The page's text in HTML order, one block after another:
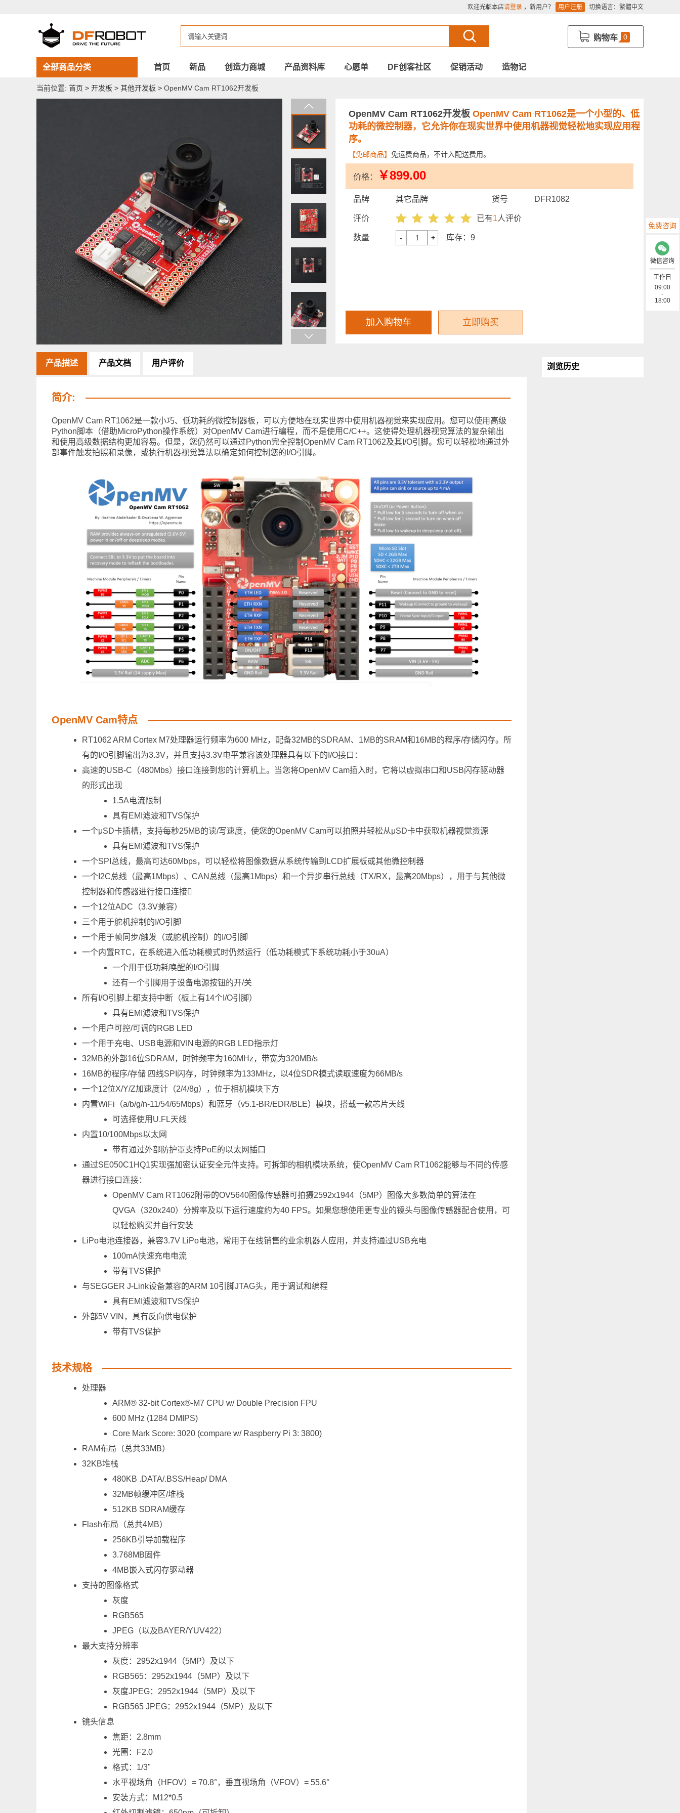
欢迎光临本店请登录 ，新用户？ 用户注册 切换语言： 繁體中文
购物车 0
全部商品分类 首页 新品 创造力商城 产品资料库 心愿单 DF创客社区 促销活动 造物记
当前位置: 首页 > 开发板 > 其他开发板 > OpenMV Cam RT1062开发板
OpenMV Cam RT1062开发板 OpenMV Cam RT1062是一个小型的、低
功耗的微控制器，它允许你在现实世界中使用机器视觉轻松地实现应用程
序。
【免邮商品】 免运费商品，不计入配送费用。
价格： ￥899.00
品牌 其它品牌 货号 DFR1082
评价 已有1人评价
数量 - + 库存： 9
加入购物车 立即购买
产品描述 产品文档 用户评价
简介:
OpenMV Cam RT1062是一款小巧、低功耗的微控制器板，可以方便地在现实世界中使用机器视觉来实现应用。您可以使用高级
Python脚本（借助MicroPython操作系统）对OpenMV Cam进行编程，而不是使用C/C++。这使得处理机器视觉算法的复杂输出
和使用高级数据结构更加容易。但是，您仍然可以通过Python完全控制OpenMV Cam RT1062及其I/O引脚。您可以轻松地通过外
部事件触发拍照和录像，或执行机器视觉算法以确定如何控制您的I/O引脚。
OpenMV Cam特点
RT1062 ARM Cortex M7处理器运行频率为600 MHz，配备32MB的SDRAM、1MB的SRAM和16MB的程序/存储闪存。所
有的I/O引脚输出为3.3V，并且支持3.3V电平兼容该处理器具有以下的I/O接口：
高速的USB-C（480Mbs）接口连接到您的计算机上。当您将OpenMV Cam插入时，它将以虚拟串口和USB闪存驱动器
的形式出现
1.5A电流限制
具有EMI滤波和TVS保护
一个μSD卡插槽，支持每秒25MB的读/写速度，使您的OpenMV Cam可以拍照并轻松从μSD卡中获取机器视觉资源
具有EMI滤波和TVS保护
一个SPI总线，最高可达60Mbps，可以轻松将图像数据从系统传输到LCD扩展板或其他微控制器
一个I2C总线（最高1Mbps）、CAN总线（最高1Mbps）和一个异步串行总线（TX/RX，最高20Mbps），用于与其他微
控制器和传感器进行接口连接
一个12位ADC（3.3V兼容）
三个用于舵机控制的I/O引脚
一个用于帧同步/触发（或舵机控制）的I/O引脚
一个内置RTC，在系统进入低功耗模式时仍然运行（低功耗模式下系统功耗小于30uA）
一个用于低功耗唤醒的I/O引脚
还有一个引脚用于设备电源按钮的开/关
所有I/O引脚上都支持中断（板上有14个I/O引脚）
具有EMI滤波和TVS保护
一个用户可控/可调的RGB LED
一个用于充电、USB电源和VIN电源的RGB LED指示灯
32MB的外部16位SDRAM，时钟频率为160MHz，带宽为320MB/s
16MB的程序/存储 四线SPI闪存，时钟频率为133MHz，以4位SDR模式读取速度为66MB/s
一个12位X/Y/Z加速度计（2/4/8g），位于相机模块下方
内置WiFi（a/b/g/n-11/54/65Mbps）和蓝牙（v5.1-BR/EDR/BLE）模块，搭载一款芯片天线
可选择使用U.FL天线
内置10/100Mbps以太网
带有通过外部防护罩支持PoE的以太网插口
通过SE050C1HQ1实现强加密认证安全元件支持。可拆卸的相机模块系统，使OpenMV Cam RT1062能够与不同的传感
器进行接口连接：
OpenMV Cam RT1062附带的OV5640图像传感器可拍摄2592x1944（5MP）图像大多数简单的算法在
QVGA（320x240）分辨率及以下运行速度约为40 FPS。如果您想使用更专业的镜头与图像传感器配合使用，可
以轻松购买并自行安装
LiPo电池连接器，兼容3.7V LiPo电池，常用于在线销售的业余机器人应用，并支持通过USB充电
100mA快速充电电流
带有TVS保护
与SEGGER J-Link设备兼容的ARM 10引脚JTAG头，用于调试和编程
具有EMI滤波和TVS保护
外部5V VIN，具有反向供电保护
带有TVS保护
技术规格
处理器
ARM® 32-bit Cortex®-M7 CPU w/ Double Precision FPU
600 MHz (1284 DMIPS)
Core Mark Score: 3020 (compare w/ Raspberry Pi 3: 3800)
RAM布局（总共33MB）
32KB堆栈
480KB .DATA/.BSS/Heap/ DMA
32MB帧缓冲区/堆栈
512KB SDRAM缓存
Flash布局（总共4MB）
256KB引导加载程序
3.768MB固件
4MB嵌入式闪存驱动器
支持的图像格式
灰度
RGB565
JPEG（以及BAYER/YUV422）
最大支持分辨率
灰度：2952x1944（5MP）及以下
RGB565：2952x1944（5MP）及以下
灰度JPEG：2952x1944（5MP）及以下
RGB565 JPEG：2952x1944（5MP）及以下
镜头信息
焦距：2.8mm
光圈：F2.0
格式：1/3"
水平视场角（HFOV）= 70.8°，垂直视场角（VFOV）= 55.6°
安装方式：M12*0.5
浏览历史
免费咨询
微信咨询
工作日
09:00
-
18:00